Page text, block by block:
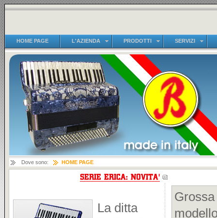
HOME PAGE L'AZIENDA PRODOTTI SERVIZI
Dove sono: HOME PAGE
La ditta